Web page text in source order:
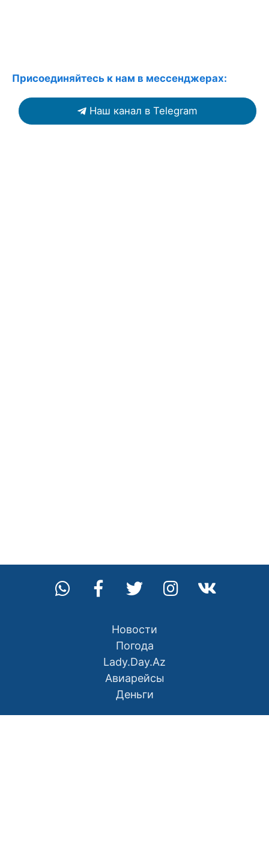
Присоединяйтесь к нам в мессенджерах:
Наш канал в Telegram
Новости
Погода
Lady.Day.Az
Авиарейсы
Деньги